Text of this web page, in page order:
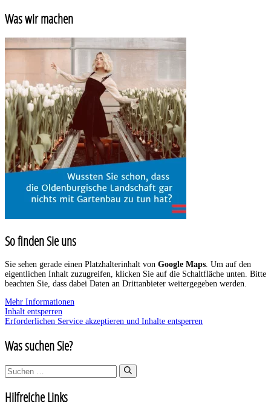
Was wir machen
So finden Sie uns
Sie sehen gerade einen Platzhalterinhalt von Google Maps. Um auf den
eigentlichen Inhalt zuzugreifen, klicken Sie auf die Schaltfläche unten. Bitte
beachten Sie, dass dabei Daten an Drittanbieter weitergegeben werden.
Mehr Informationen
Inhalt entsperren
Erforderlichen Service akzeptieren und Inhalte entsperren
Was suchen Sie?
Suchen
nach:
Hilfreiche Links